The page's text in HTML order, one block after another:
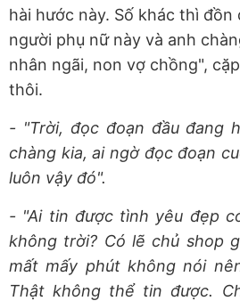
hài hước này. Số khác thì
người phụ nữ này và anh
nhân ngãi, non vợ chồng",
thôi.
- "Trời, đọc đoạn đầu đang
chàng kia, ai ngờ đọc đoạn
luôn vậy đó".
- "Ai tin được tình yêu đẹp
không trời? Có lẽ chủ shop
mất mấy phút không nói
Thật không thể tin được.